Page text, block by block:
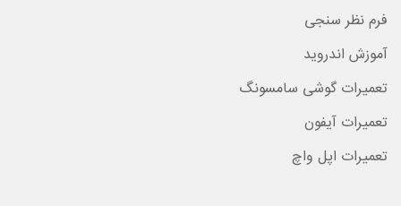
فرم نظر سنجی
آموزش اندروید
تعمیرات گوشی سامسونگ
تعمیرات آیفون
تعمیرات اپل واچ